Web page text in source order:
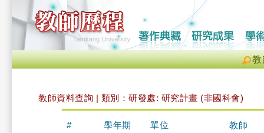
教
教師資料查詢 | 類別：研發處: 研究計畫 (非國科會)
# 學年期 單位 教師